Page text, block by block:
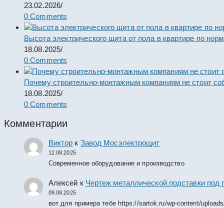
23.02.2026/
0 Comments
Высота электрического щита от пола в квартире по
18.08.2025/
0 Comments
Почему строительно-монтажным компаниям не стоит
18.08.2025/
0 Comments
Комментарии
Виктор к Завод Мосэлектрощит
12.08.2025
Современное оборудование и производство
Алексей к Чертеж металлической подставки
09.08.2025
вот для примера тебе https://sartok.ru/wp-content/